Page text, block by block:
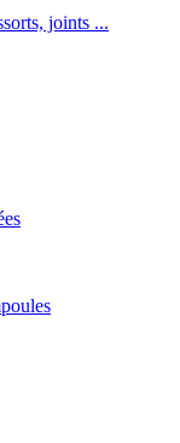
joints ...